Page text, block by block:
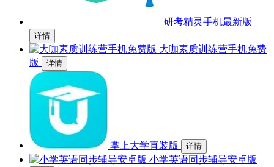
研考精灵手机最新版
详情
大咖素质训练营手机免费
版
详情
掌上大学直装版 详情
小学英语同步辅导安卓版